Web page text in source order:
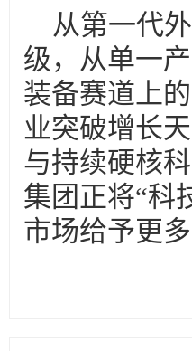
从第一代
级，从单一
装备赛道上
业突破增长
与持续硬核
集团正将“科
市场给予更